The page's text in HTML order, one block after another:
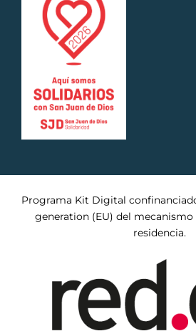
Programa Kit Digital
generation (EU) del
residencia.